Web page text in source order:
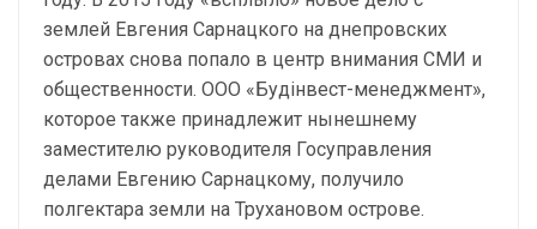
землей Евгения Сарнацкого на днепровских
островах снова попало в центр внимания СМИ и
общественности. ООО «Будінвест-менеджмент»,
которое также принадлежит нынешнему
заместителю руководителя Госуправления
делами Евгению Сарнацкому, получило
полгектара земли на Трухановом острове.